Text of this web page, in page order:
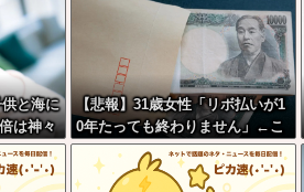
と海に
は神々
【悲報】31歳女性「リボ払いが1
0年たっても終わりません」←こ
れw w w w w w w